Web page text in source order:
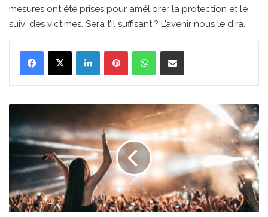
mesures ont été prises pour améliorer la protection et le
suivi des victimes. Sera t’il suffisant ? L’avenir nous le dira.
LinkedinPinterestWhatsAppPartager par email
allègements
contraintes
sanitaires
Ce
qui